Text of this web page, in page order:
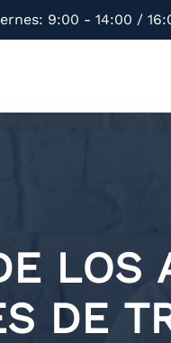
9:00 - 14:00 /
LOS
DE